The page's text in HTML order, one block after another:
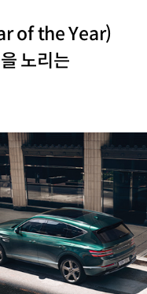
of the Year)
노리는